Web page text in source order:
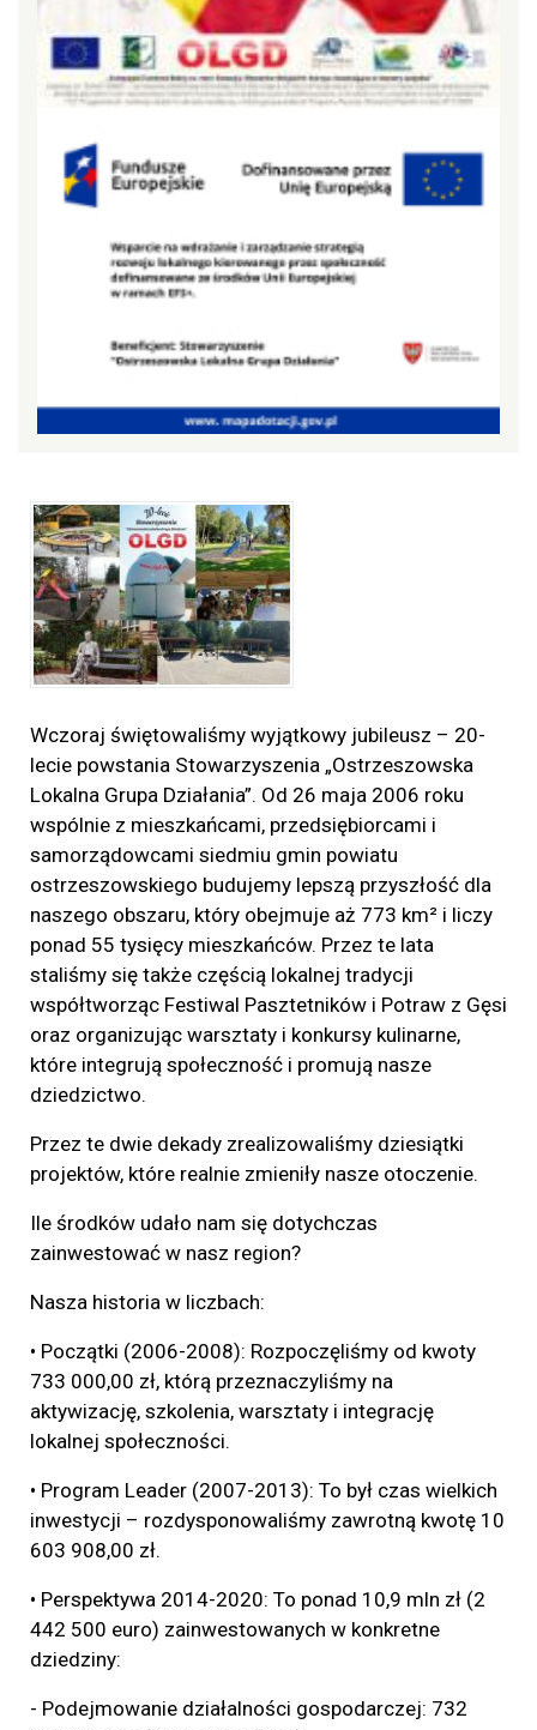
Wczoraj świętowaliśmy wyjątkowy jubileusz – 20-
lecie powstania Stowarzyszenia „Ostrzeszowska
Lokalna Grupa Działania”. Od 26 maja 2006 roku
wspólnie z mieszkańcami, przedsiębiorcami i
samorządowcami siedmiu gmin powiatu
ostrzeszowskiego budujemy lepszą przyszłość dla
naszego obszaru, który obejmuje aż 773 km² i liczy
ponad 55 tysięcy mieszkańców. Przez te lata
staliśmy się także częścią lokalnej tradycji
współtworząc Festiwal Pasztetników i Potraw z Gęsi
oraz organizując warsztaty i konkursy kulinarne,
które integrują społeczność i promują nasze
dziedzictwo.
Przez te dwie dekady zrealizowaliśmy dziesiątki
projektów, które realnie zmieniły nasze otoczenie.
Ile środków udało nam się dotychczas
zainwestować w nasz region?
Nasza historia w liczbach:
• Początki (2006-2008): Rozpoczęliśmy od kwoty
733 000,00 zł, którą przeznaczyliśmy na
aktywizację, szkolenia, warsztaty i integrację
lokalnej społeczności.
• Program Leader (2007-2013): To był czas wielkich
inwestycji – rozdysponowaliśmy zawrotną kwotę 10
603 908,00 zł.
• Perspektywa 2014-2020: To ponad 10,9 mln zł (2
442 500 euro) zainwestowanych w konkretne
dziedziny:
- Podejmowanie działalności gospodarczej: 732